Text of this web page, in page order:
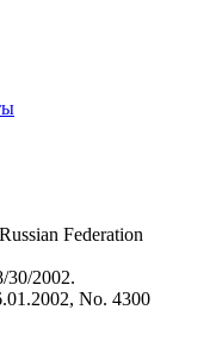
Federation
30/2002.
No. 4300